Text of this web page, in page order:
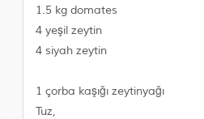
1.5 kg domates
4 yeşil zeytin
4 siyah zeytin
1 çorba kaşığı zeytinyağı
Tuz,